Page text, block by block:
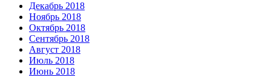
Декабрь 2018
Ноябрь 2018
Октябрь 2018
Сентябрь 2018
Август 2018
Июль 2018
Июнь 2018